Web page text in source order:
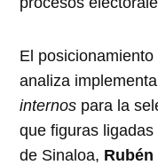
El
analiza
internos para la
que figuras
de Sinaloa, Rubén